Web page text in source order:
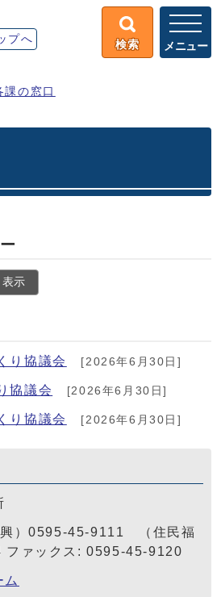
プへ 検索 メニュー
課の窓口
表示
り協議会 [2026年6月30日]
協議会 [2026年6月30日]
り協議会 [2026年6月30日]
興）0595-45-9111 （住民福
ァックス: 0595-45-9120
ム